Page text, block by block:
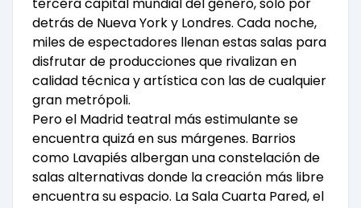
tercera capital mundial del género, solo por
detrás de Nueva York y Londres. Cada noche,
miles de espectadores llenan estas salas para
disfrutar de producciones que rivalizan en
calidad técnica y artística con las de cualquier
gran metrópoli.
Pero el Madrid teatral más estimulante se
encuentra quizá en sus márgenes. Barrios
como Lavapiés albergan una constelación de
salas alternativas donde la creación más libre
encuentra su espacio. La Sala Cuarta Pared, el